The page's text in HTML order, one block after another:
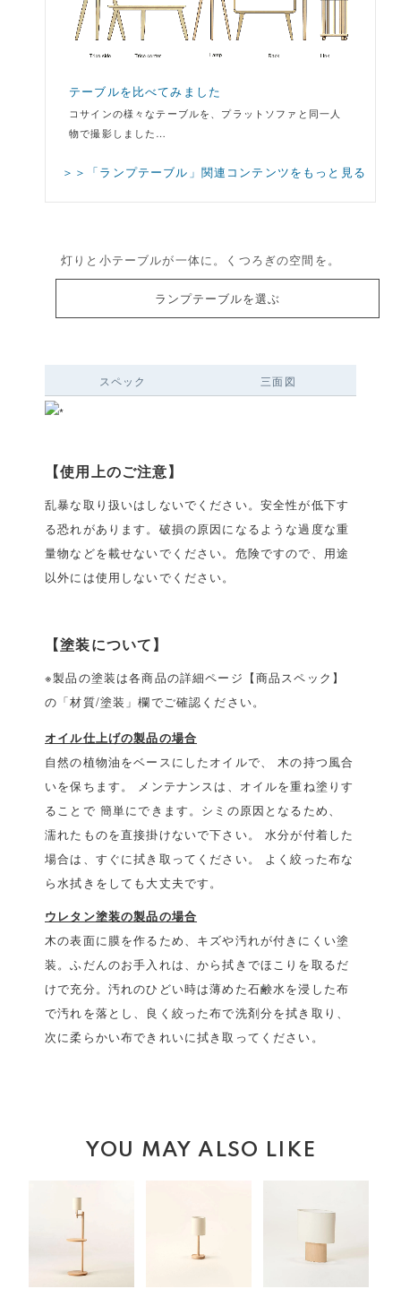
テーブルを比べてみました
コサインの様々なテーブルを、プラットソファと同一人
物で撮影しました…
＞＞「ランプテーブル」関連コンテンツをもっと見る
灯りと小テーブルが一体に。くつろぎの空間を。
ランプテーブルを選ぶ
スペック 三面図
【使用上のご注意】
乱暴な取り扱いはしないでください。安全性が低下す
る恐れがあります。破損の原因になるような過度な重
量物などを載せないでください。危険ですので、用途
以外には使用しないでください。
【塗装について】
※製品の塗装は各商品の詳細ページ【商品スペック】
の「材質/塗装」欄でご確認ください。
オイル仕上げの製品の場合
自然の植物油をベースにしたオイルで、 木の持つ風合
いを保ちます。 メンテナンスは、オイルを重ね塗りす
ることで 簡単にできます。シミの原因となるため、
濡れたものを直接掛けないで下さい。 水分が付着した
場合は、すぐに拭き取ってください。 よく絞った布な
ら水拭きをしても大丈夫です。
ウレタン塗装の製品の場合
木の表面に膜を作るため、キズや汚れが付きにくい塗
装。ふだんのお手入れは、から拭きでほこりを取るだ
けで充分。汚れのひどい時は薄めた石鹸水を浸した布
で汚れを落とし、良く絞った布で洗剤分を拭き取り、
次に柔らかい布できれいに拭き取ってください。
YOU MAY ALSO LIKE